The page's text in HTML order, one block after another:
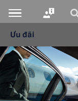
Ưu đãi